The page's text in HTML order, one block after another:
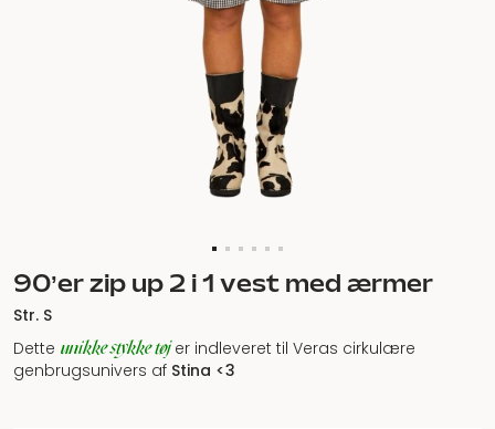
90’er zip up 2 i 1 vest med ærmer
Str. S
Dette unikke stykke tøjer indleveret til Veras cirkulære
genbrugsunivers af Stina <3